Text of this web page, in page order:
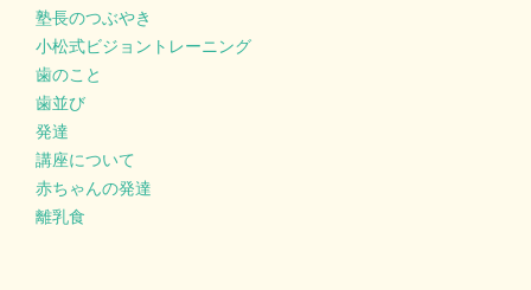
塾長のつぶやき
小松式ビジョントレーニング
歯のこと
歯並び
発達
講座について
赤ちゃんの発達
離乳食